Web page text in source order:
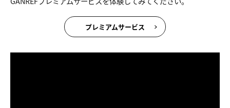
プレミアムサービス